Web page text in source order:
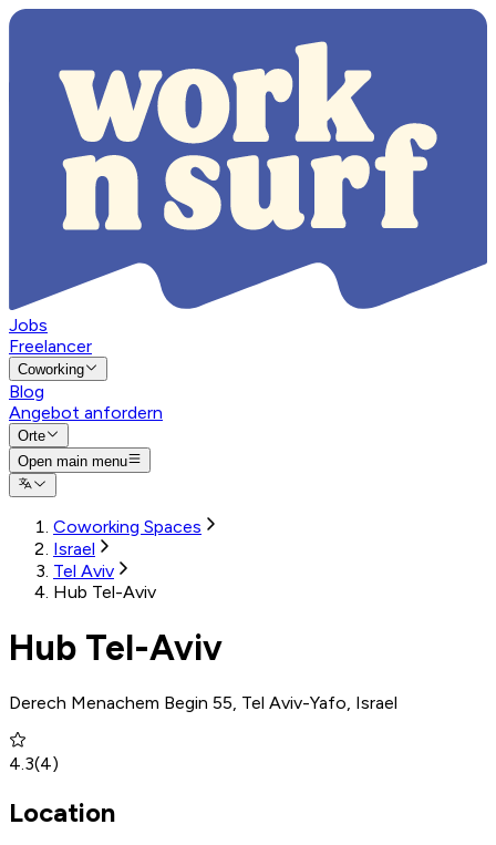
Jobs
Freelancer
Coworking
Blog
Angebot anfordern
Orte
Open main menu
Coworking Spaces
Israel
Tel Aviv
Hub Tel-Aviv
Hub Tel-Aviv
Derech Menachem Begin 55, Tel Aviv-Yafo, Israel
4.3(4)
Location